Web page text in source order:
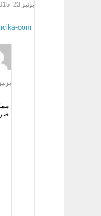
يونيو 23, 2015 at 2:11 ص
com/
يونيو 13, 2017 at 10:23 م